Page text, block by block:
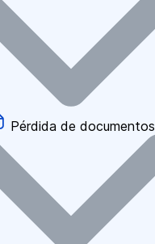
Pérdida de documentos